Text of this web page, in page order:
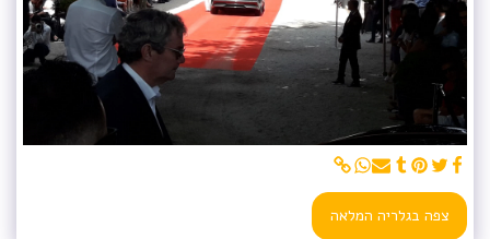
צפה בגלריה המלאה